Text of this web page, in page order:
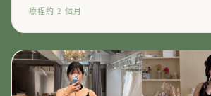
療程約 2 個月